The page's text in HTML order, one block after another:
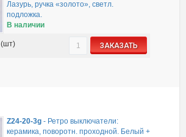
Лазурь, ручка «золото», светл.
подложка.
В наличии
(шт) ЗАКАЗАТЬ
Z24-20-3g- Ретро выключатели:
керамика, поворотн. проходной. Белый +